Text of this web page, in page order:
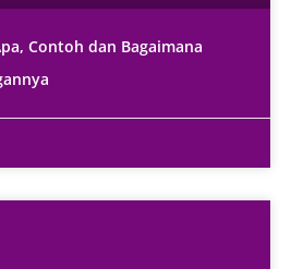
Contoh dan Bagaimana